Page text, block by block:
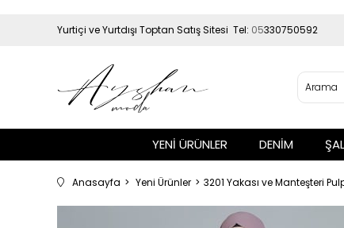
Yurtiçi ve Yurtdışı Toptan Satış Sitesi Tel: 05330750592
YENİ ÜRÜNLER DENİM ŞAL
Anasayfa Yeni Ürünler 3201 Yakası ve Manteşteri